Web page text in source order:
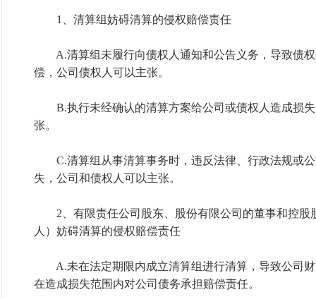
1、清算组妨碍清算的侵权赔偿责任
A.清算组未履行向债权人通知和公告义务，导致债权
偿，公司债权人可以主张。
B.执行未经确认的清算方案给公司或债权人造成损失
张。
C.清算组从事清算事务时，违反法律、行政法规或公
失，公司和债权人可以主张。
2、有限责任公司股东、股份有限公司的董事和控股
人）妨碍清算的侵权赔偿责任
A.未在法定期限内成立清算组进行清算，导致公司财
在造成损失范围内对公司债务承担赔偿责任。